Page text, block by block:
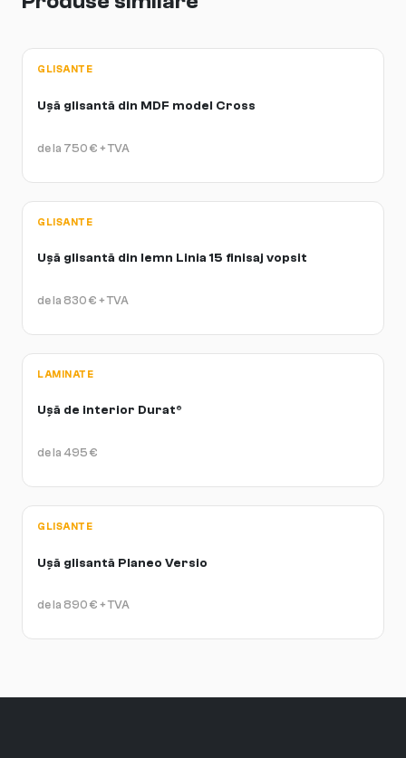
GLISANTE
Ușă glisantă din MDF model Cross
de la 750 € + TVA
GLISANTE
Ușă glisantă din lemn Linia 15 finisaj vopsit
de la 830 € + TVA
LAMINATE
Ușă de interior Durat®
de la 495 €
GLISANTE
Ușă glisantă Planeo Versio
de la 890 € + TVA